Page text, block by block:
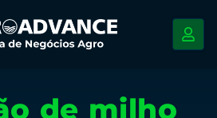
de milho